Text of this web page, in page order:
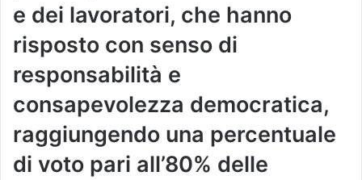
e dei lavoratori, che hanno
risposto con senso di
responsabilità e
consapevolezza democratica,
raggiungendo una percentuale
di voto pari all’80% delle